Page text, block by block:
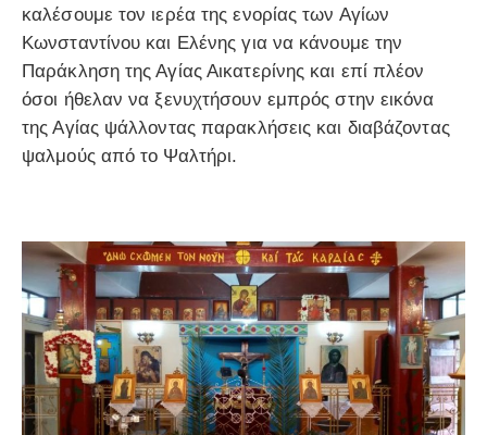
καλέσουμε τον ιερέα της ενορίας των Αγίων
Κωνσταντίνου και Ελένης για να κάνουμε την
Παράκληση της Αγίας Αικατερίνης και επί πλέον
όσοι ήθελαν να ξενυχτήσουν εμπρός στην εικόνα
της Αγίας ψάλλοντας παρακλήσεις και διαβάζοντας
ψαλμούς από το Ψαλτήρι.